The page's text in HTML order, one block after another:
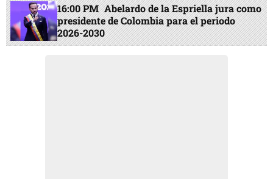
16:00 PM Abelardo de la Espriella jura como
presidente de Colombia para el periodo
2026-2030